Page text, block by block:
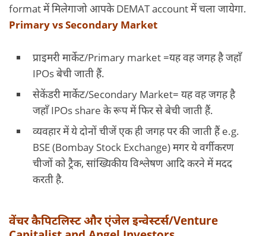
format में मिलेगाजो आपके DEMAT account में चला जायेगा.
Primary vs Secondary Market
प्राइमरी मार्केट/Primary market =यह वह जगह है जहाँ
IPOs बेची जाती हैं.
सेकेंडरी मार्केट/Secondary Market= यह वह जगह है
जहाँ IPOs share के रूप में फिर से बेची जाती हैं.
व्यवहार में ये दोनों चीजें एक ही जगह पर की जाती हैं e.g.
BSE (Bombay Stock Exchange) मगर ये वर्गीकरण
चीजों को ट्रैक, सांख्यिकीय विश्लेषण आदि करने में मदद
करती है.
वेंचर कैपिटलिस्ट और एंजेल इन्वेस्टर्स/Venture